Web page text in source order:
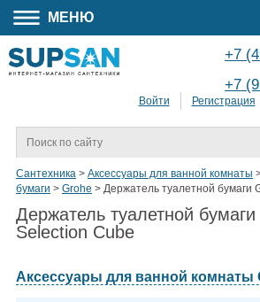
МЕНЮ
Войти Регистрация
+7
+7
Сантехника > Аксессуары для ванной комнаты
бумаги > Grohe > Держатель туалетной бумаги
Держатель туалетной
Selection Cube
Аксессуары для ванной комнаты